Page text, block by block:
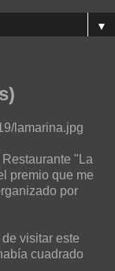
▼
"La
premio que me
por
visitar este
cuadrado